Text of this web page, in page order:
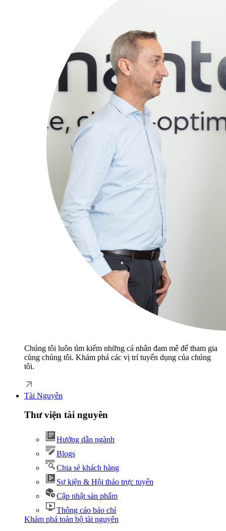
Chúng tôi luôn tìm kiếm những cá nhân đam mê để tham gia
cùng chúng tôi. Khám phá các vị trí tuyển dụng của chúng
tôi.
Tài Nguyên
Thư viện tài nguyên
Hướng dẫn ngành
Blogs
Chia sẻ khách hàng
Sự kiện & Hội thảo trực tuyến
Cập nhật sản phẩm
Thông cáo báo chí
Khám phá toàn bộ tài nguyên